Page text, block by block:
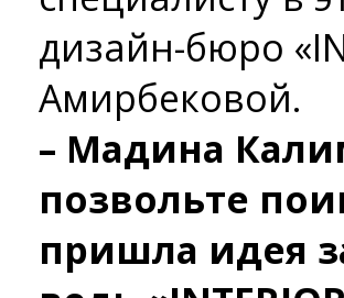
дизайн-бюро
Амирбековой.
– Мадина
позвольте
пришла идея